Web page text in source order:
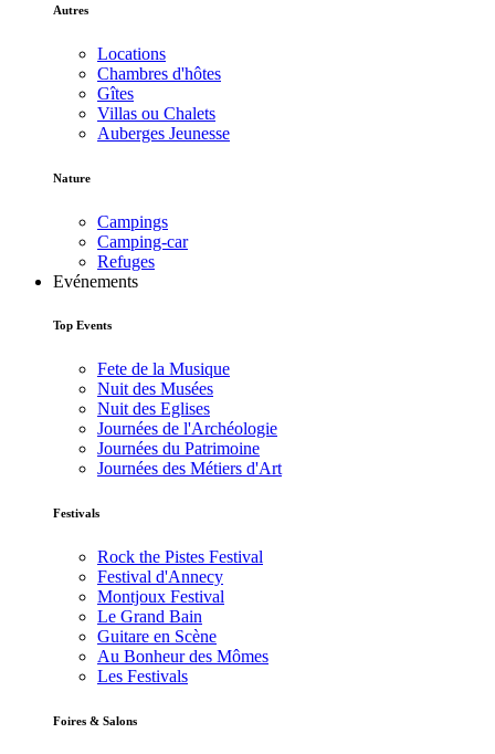
Autres
Locations
Chambres d'hôtes
Gîtes
Villas ou Chalets
Auberges Jeunesse
Nature
Campings
Camping-car
Refuges
Evénements
Top Events
Fete de la Musique
Nuit des Musées
Nuit des Eglises
Journées de l'Archéologie
Journées du Patrimoine
Journées des Métiers d'Art
Festivals
Rock the Pistes Festival
Festival d'Annecy
Montjoux Festival
Le Grand Bain
Guitare en Scène
Au Bonheur des Mômes
Les Festivals
Foires & Salons